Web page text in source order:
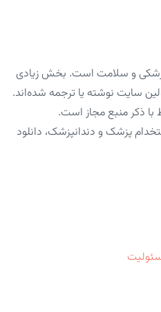
و سلامت است. بخش زیادی
سایت نوشته یا ترجمه شده‌اند.
با ذکر منبع مجاز است.
پزشک و دندانپزشک، دانلود